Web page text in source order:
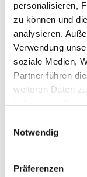
personalisieren,
zu können und
analysieren.
Verwendung
soziale Medien,
Partner führen
weiteren Daten
Notwendig
Präferenzen
März 2019
Februar 2019
Januar 2019
Dezember 2018
November 2018
September 2018
August 2018
Mai 2018
Februar 2018